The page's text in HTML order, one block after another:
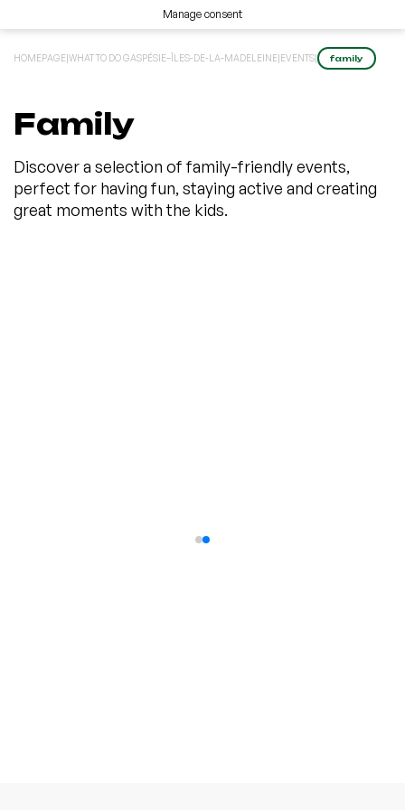
Manage consent
HOMEPAGE|WHAT TO DO GASPÉSIE–ÎLES-DE-LA-MADELEINE|EVENTS| family
Family
Discover a selection of family-friendly events,
perfect for having fun, staying active and creating
great moments with the kids.